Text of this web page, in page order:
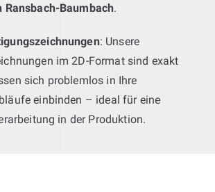
Ransbach-Baumbach.
: Unsere
im 2D-Format sind exakt
sich problemlos in Ihre
einbinden – ideal für eine
in der Produktion.